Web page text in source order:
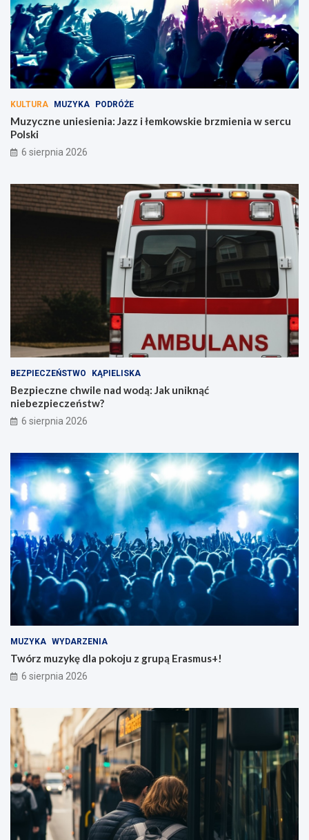
KULTURA MUZYKA PODRÓŻE
Muzyczne uniesienia: Jazz i łemkowskie brzmienia w sercu
Polski
6 sierpnia 2026
BEZPIECZEŃSTWO KĄPIELISKA
Bezpieczne chwile nad wodą: Jak uniknąć
niebezpieczeństw?
6 sierpnia 2026
MUZYKA WYDARZENIA
Twórz muzykę dla pokoju z grupą Erasmus+!
6 sierpnia 2026